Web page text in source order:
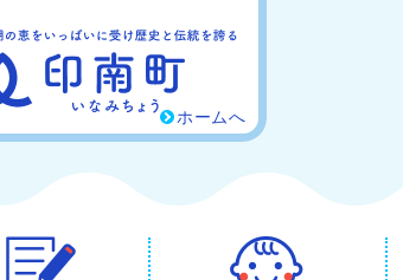
ホームへ